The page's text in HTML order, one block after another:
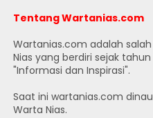
Tentang Wartanias.com
Wartanias.com adalah
Nias yang berdiri sejak
"Informasi dan Inspirasi".
Saat ini wartanias.com
Warta Nias.